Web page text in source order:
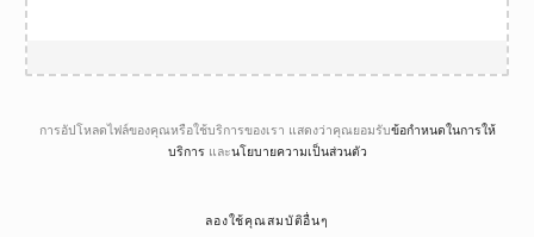
การอัปโหลดไฟล์ของคุณหรือใช้บริการของเรา แสดงว่าคุณยอมรับข้อกำหนดในการให้
บริการและนโยบายความเป็นส่วนตัว
ลองใช้คุณสมบัติอื่นๆ